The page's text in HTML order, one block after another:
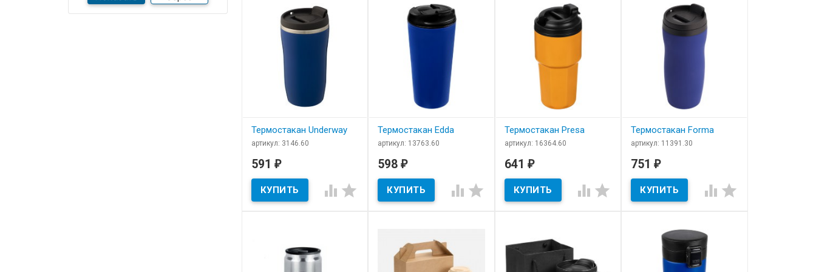
разумеющееся. Это к тому, что не бойтесь творить и экспериментировать, дайте зеленую улицу дизайнеру и
продвигайте в жизнь его идеи. Выгодных покупок.
Термостакан Underway
артикул: 3146.60
нанесения логотипа
организации
591 ₽
 
Термостакан Edda
артикул: 13763.60
598₽
 
Термостакан Presa
артикул: 16364.60
641 ₽
 
Термостакан Forma
артикул: 11391.30
751₽
 